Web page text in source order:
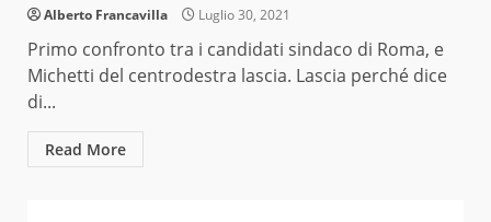
Alberto Francavilla Luglio 30, 2021
Primo confronto tra i candidati sindaco di Roma, e
Michetti del centrodestra lascia. Lascia perché dice
di...
Read More